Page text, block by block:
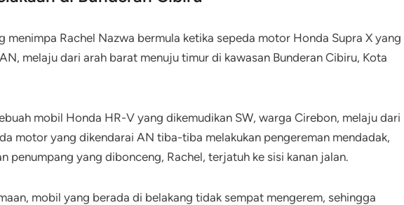
menimpa Rachel Nazwa bermula ketika sepeda motor Honda Supra X yang
melaju dari arah barat menuju timur di kawasan Bunderan Cibiru, Kota
mobil Honda HR-V yang dikemudikan SW, warga Cirebon, melaju dari
motor yang dikendarai AN tiba-tiba melakukan pengereman mendadak,
penumpang yang dibonceng, Rachel, terjatuh ke sisi kanan jalan.
mobil yang berada di belakang tidak sempat mengerem, sehingga